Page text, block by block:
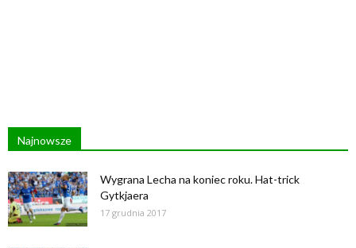
Najnowsze
Wygrana Lecha na koniec roku. Hat-trick
Gytkjaera
17 grudnia 2017